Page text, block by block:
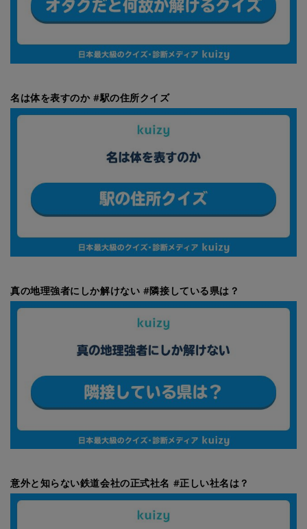
名は体を表すのか #駅の住所クイズ
真の地理強者にしか解けない #隣接している県は？
意外と知らない鉄道会社の正式社名 #正しい社名は？